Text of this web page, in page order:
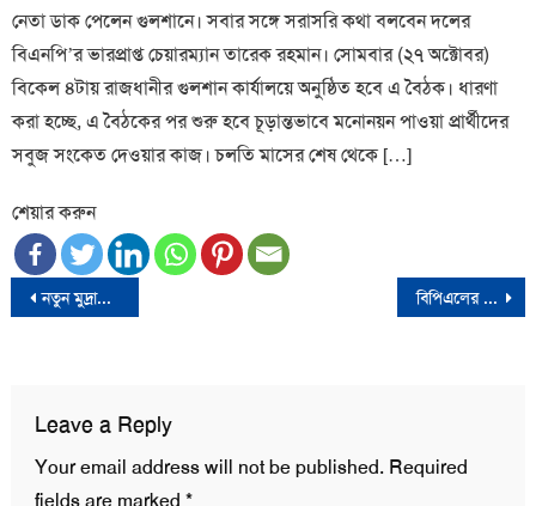
নেতা ডাক পেলেন গুলশানে। সবার সঙ্গে সরাসরি কথা বলবেন দলের
বিএনপি’র ভারপ্রাপ্ত চেয়ারম্যান তারেক রহমান। সোমবার (২৭ অক্টোবর)
বিকেল ৪টায় রাজধানীর গুলশান কার্যালয়ে অনুষ্ঠিত হবে এ বৈঠক। ধারণা
করা হচ্ছে, এ বৈঠকের পর শুরু হবে চূড়ান্তভাবে মনোনয়ন পাওয়া প্রার্থীদের
সবুজ সংকেত দেওয়ার কাজ। চলতি মাসের শেষ থেকে […]
শেয়ার করুন
Post
নতুন মুদ্রানীতি ঘোষণা বাংলাদেশ ব্যাংকের বিপিএলের কেন এমন অবস্থা?
Leave a Reply
Your email address will not be published. Required
fields are marked *